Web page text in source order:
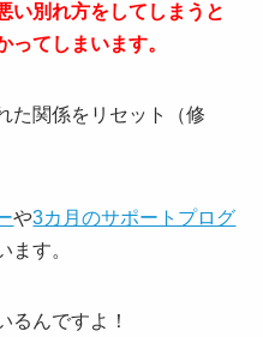
い別れ方をしてしまうと
ってしまいます。
た関係をリセット（修
や3カ月のサポートプログ
ます。
るんですよ！